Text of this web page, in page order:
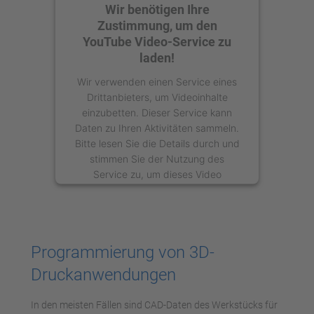
Wir benötigen Ihre
Zustimmung, um den
YouTube Video-Service zu
laden!
Wir verwenden einen Service eines
Drittanbieters, um Videoinhalte
einzubetten. Dieser Service kann
Daten zu Ihren Aktivitäten sammeln.
Bitte lesen Sie die Details durch und
stimmen Sie der Nutzung des
Service zu, um dieses Video
anzusehen.
Akzeptieren
Management Platform
Programmierung von 3D-
Druckanwendungen
In den meisten Fällen sind CAD-Daten des Werkstücks für